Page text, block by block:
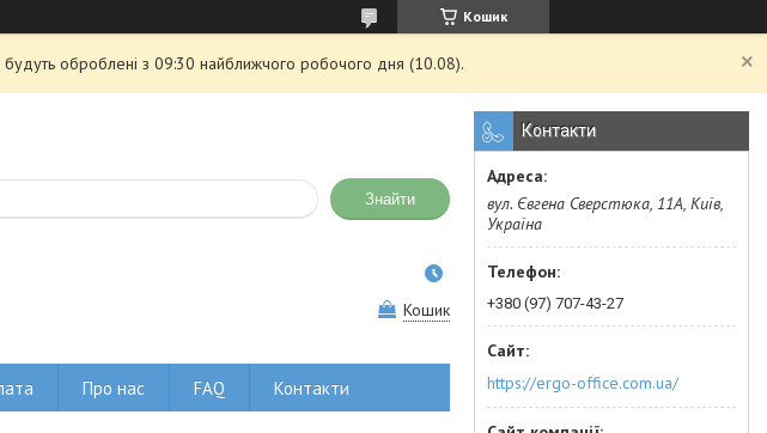
Кошик
оброблені з 09:30 найближчого робочого дня (10.08).
Знайти
Кошик
Про нас FAQ Контакти
Контакти
вул. Євгена Сверстюка, 11А, Київ,
Україна
+380 (97) 707-43-27
https://ergo-office.com.ua/